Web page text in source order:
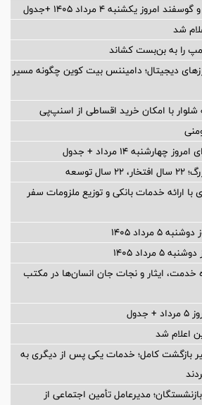
یکشنبه ۴ مرداد ۱۴۰۵ +جدول
شد
را به بن‌بست کشاند
دیجیتال؛ دامیننس بیت کوین چگونه مسیر
شلوار با امکان خرید اقساطی از اسنپ‌پی
۱۴ مرداد + جدول
توسعه
ارائه خدمات بانکی و توزیع ملزومات سفر
مرداد ۱۴۰۵
مرداد ۱۴۰۵
خدمت، ایثار و نجات جان انسان‌ها در مکتب
اعلام شد
بازگشت کامل؛ خدمات یکی پس از دیگری به
مدیرعامل تأمین اجتماعی از